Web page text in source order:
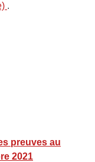
.
preuves au
2021